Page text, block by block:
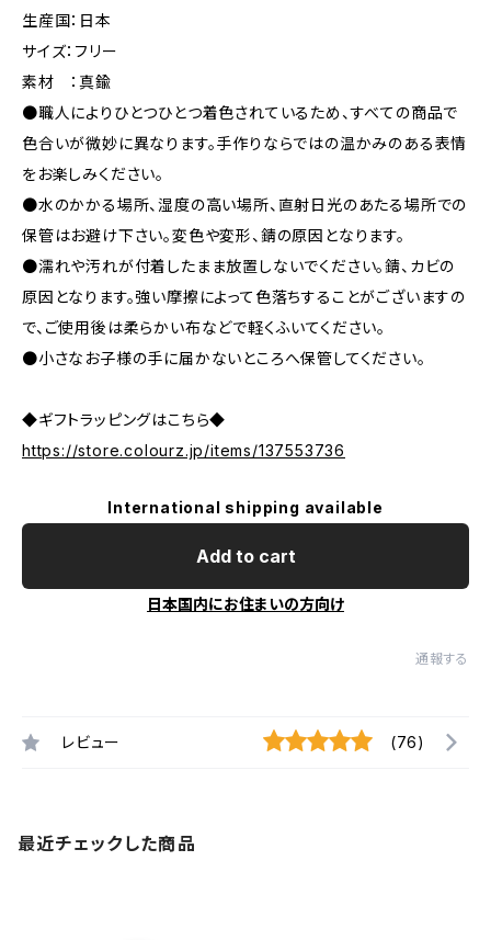
生産国：日本
サイズ：フリー
素材 ：真鍮
●職人によりひとつひとつ着色されているため、すべての商品で
色合いが微妙に異なります。手作りならではの温かみのある表情
をお楽しみください。
●水のかかる場所、湿度の高い場所、直射日光のあたる場所での
保管はお避け下さい。変色や変形、錆の原因となります。
●濡れや汚れが付着したまま放置しないでください。錆、カビの
原因となります。強い摩擦によって色落ちすることがございますの
で、ご使用後は柔らかい布などで軽くふいてください。
●小さなお子様の手に届かないところへ保管してください。
◆ギフトラッピングはこちら◆
https://store.colourz.jp/items/137553736
International shipping available
Add to cart
日本国内にお住まいの方向け
通報する
レビュー (76)
最近チェックした商品